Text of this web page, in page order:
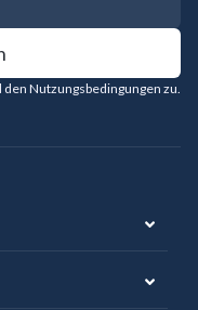
Nutzungsbedingungen zu.